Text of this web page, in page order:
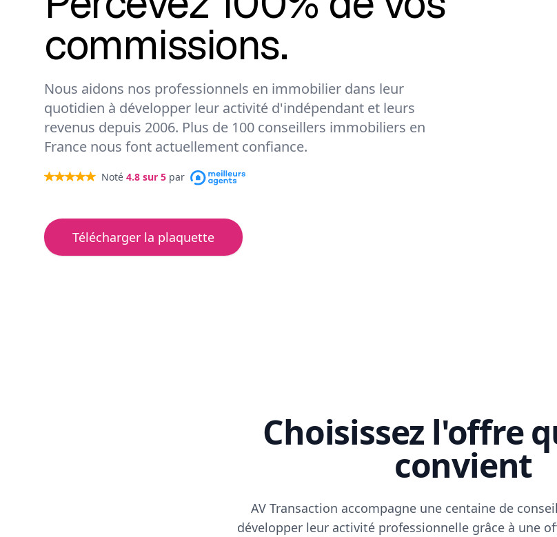
commissions.
Nous aidons nos professionnels en immobilier dans leur
quotidien à développer leur activité d'indépendant et leurs
revenus depuis 2006. Plus de 100 conseillers immobiliers en
France nous font actuellement confiance.
Noté 4.8 sur 5 par
Télécharger la plaquette
Choisissez l'offre
convient
AV Transaction accompagne une centaine de
développer leur activité professionnelle grâce à une